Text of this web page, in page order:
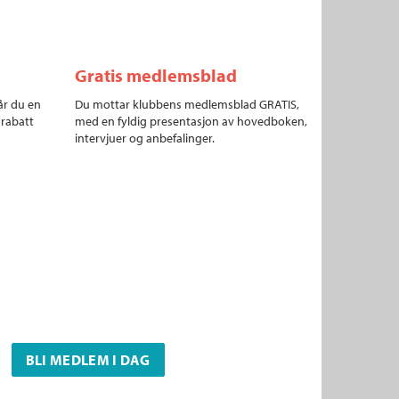
du en
Gratis medlemsblad
Du mottar klubbens medlemsblad GRATIS,
med en fyldig presentasjon av hovedboken,
intervjuer og anbefalinger.
BLI MEDLEM I DAG